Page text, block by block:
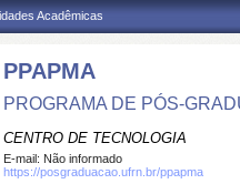
Acadêmicas
PPAPMA
PROGRAMA DE PÓS-
CENTRO DE TECNOLOGIA
E-mail: Não informado
https://posgraduacao.ufrn.br/ppapma